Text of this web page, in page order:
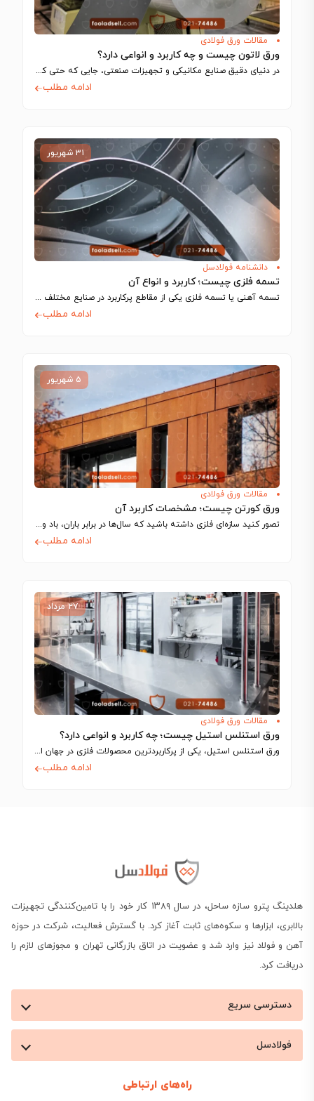
مقالات ورق فولادی
ورق لاتون چیست و چه کاربرد و انواعی دارد؟
در دنیای دقیق صنایع مکانیکی و تجهیزات صنعتی، جایی که حتی کوچک‌ترین تلرانس‌ها می‌توانند…
ادامه مطلب
۳۱ شهریور
دانشنامه فولادسل
تسمه فلزی چیست؛ کاربرد و انواع آن
تسمه آهنی یا تسمه فلزی یکی از مقاطع پرکاربرد در صنایع مختلف مانند ساخت…
ادامه مطلب
۵ شهریور
مقالات ورق فولادی
ورق کورتن چیست؛ مشخصات کاربرد آن
تصور کنید سازه‌ای فلزی داشته باشید که سال‌ها در برابر باران، باد و نور…
ادامه مطلب
۲۷ مرداد
مقالات ورق فولادی
ورق استنلس استیل چیست؛ چه کاربرد و انواعی دارد؟
ورق استنلس استیل، یکی از پرکاربردترین محصولات فلزی در جهان است که به دلیل…
ادامه مطلب
هلدینگ پترو سازه ساحل، در سال ۱۳۸۹ کار خود را با تامین‌کنندگی تجهیزات
بالابری، ابزارها و سکوه‌های ثابت آغاز کرد. با گسترش فعالیت، شرکت در حوزه
آهن و فولاد نیز وارد شد و عضویت در اتاق بازرگانی تهران و مجوزهای لازم را
دریافت کرد.
دسترسی سریع
فولادسل
راه‌های ارتباطی